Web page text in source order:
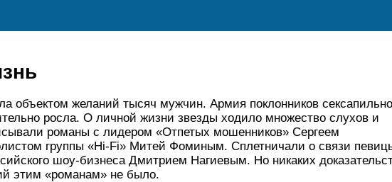
объектом желаний тысяч мужчин. Армия поклонников
росла. О личной жизни звезды ходило множество слухов и
романы с лидером «Отпетых мошенников» Сергеем
группы «Hi-Fi» Митей Фоминым. Сплетничали о связи
шоу-бизнеса Дмитрием Нагиевым. Но никаких
этим «романам» не было.